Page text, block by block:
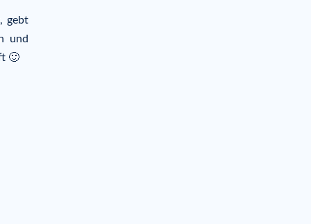
gebt
und
🙂